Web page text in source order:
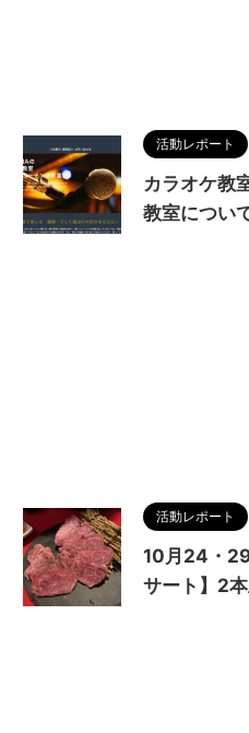
活動レポート
カラオケ教
教室につい
活動レポート
10月24・
サート】2本